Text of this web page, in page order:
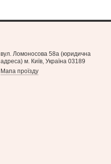
вул. Ломоносова 58а (юридична
адреса) м. Київ, Україна 03189
Мапа проїзду